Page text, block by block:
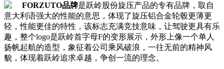
FORZUTO品牌是跃岭股份旋压产品的专有品牌，取自
意大利语强大的性能的意思，体现了旋压铝合金轮毂更薄更
轻，性能更佳的特性，该标志充满竞技意味，让驾驶更具有乐
趣，整个logo是跃岭首字母F的变形展示，外形上像一个单人
扬帆起航的造型，象征着公司乘风破浪，一往无前的精神风
貌，体现着跃岭追求卓越，争创一流的理念。